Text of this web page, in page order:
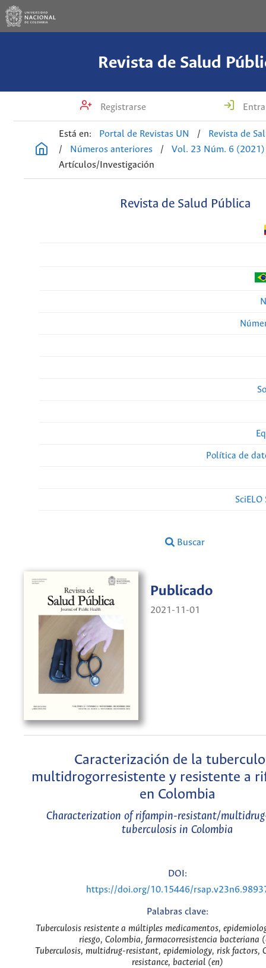
Revista de Salud
Registrarse
Está en: Portal de Revistas UN /
Revista de
/
Números anteriores /
Vol. 23 Núm. 6 (2021)
Artículos/Investigación
Revista de Salud Pública
Política de
Buscar
Publicado
2021-11-01
Caracterización de la
multidrogorresistente y resistente a
en Colombia
Characterization of rifampin-resistant/
tuberculosis in Colombia
DOI:
https://doi.org/10.15446/
Palabras clave:
Tuberculosis resistente a múltiples medicamentos,
riesgo, Colombia, farmacorresistencia bacteriana
Tuberculosis, multidrug-resistant, epidemiology, risk factors,
resistance, bacterial (en)